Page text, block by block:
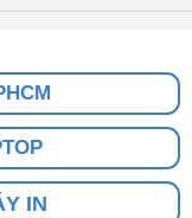
IN